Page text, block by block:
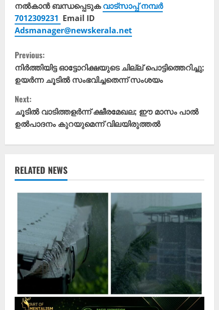
നൽകാൻ ബന്ധപ്പെടുകവാട്സാപ്പ് നമ്പർ
7012309231 Email ID
Adsmanager@newskerala.net
C
o
n
t
i
u
e
e
a
d
i
Previous:
നിർത്തിയിട്ട ഓട്ടോറിക്ഷയുടെ ചില്ല് പൊട്ടിത്തെറിച്ചു;
ഉയർന്ന ചൂടിൽ സംഭവിച്ചതെന്ന് സംശയം
Next:
ചൂടിൽ വാടിത്തളർന്ന് ക്ഷീരമേഖല; ഈ മാസം പാൽ
ഉൽപാദനം കുറയുമെന്ന് വിലയിരുത്തൽ
RELATED NEWS